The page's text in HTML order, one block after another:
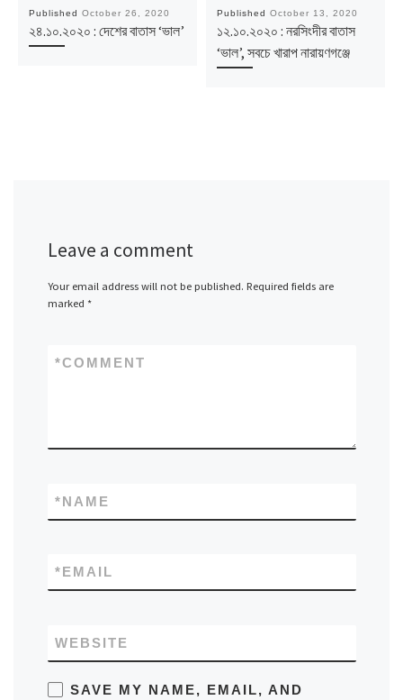
Published October 26, 2020
২৪.১০.২০২০ : দেশের বাতাস ‘ভাল’
Published October 13, 2020
১২.১০.২০২০ : নরসিংদীর বাতাস
‘ভাল’, সবচে খারাপ নারায়ণগঞ্জে
Leave a comment
Your email address will not be published. Required fields are
marked *
COMMENT
*
NAME
*
EMAIL
*
WEBSITE
SAVE MY NAME, EMAIL, AND